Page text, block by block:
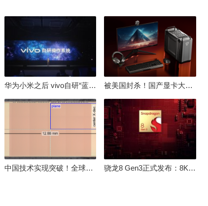
华为小米之后 vivo自研“蓝河”操作系统重磅发布 被美国封杀！国产显卡大厂：中国GPU不存在至暗时刻
中国技术实现突破！全球最先进的3D NAND存储芯片被发现 骁龙8 Gen3正式发布：8K240手游成真！AI性能飙升98％